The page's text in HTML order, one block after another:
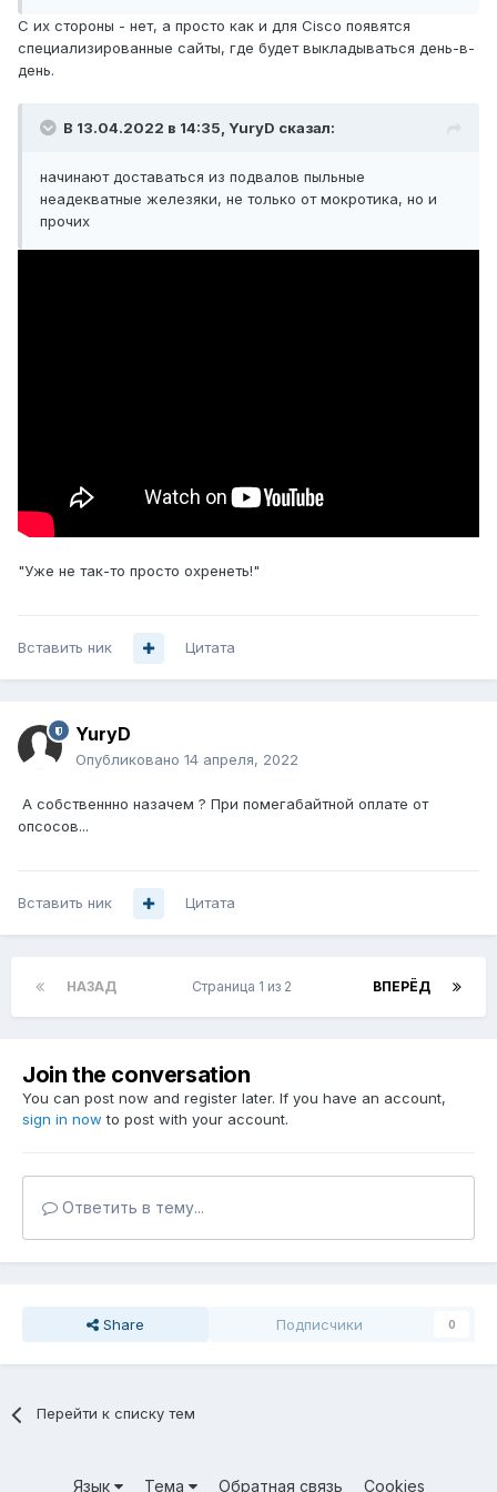
С их стороны - нет, а просто как и для Cisco появятся
специализированные сайты, где будет выкладываться день-в-
день.
В 13.04.2022 в 14:35, YuryD сказал:
начинают доставаться из подвалов пыльные
неадекватные железяки, не только от мокротика, но и
прочих
"Уже не так-то просто охренеть!"
Вставить ник Цитата
YuryD
Опубликовано 14 апреля, 2022
А собственнно назачем ? При помегабайтной оплате от
опсосов...
Вставить ник Цитата
НАЗАД ВПЕРЁД
Страница 1 из 2
Join the conversation
You can post now and register later. If you have an account,
sign in now to post with your account.
Ответить в тему...
Share Подписчики 0
Перейти к списку тем
Язык Тема Обратная связь Cookies